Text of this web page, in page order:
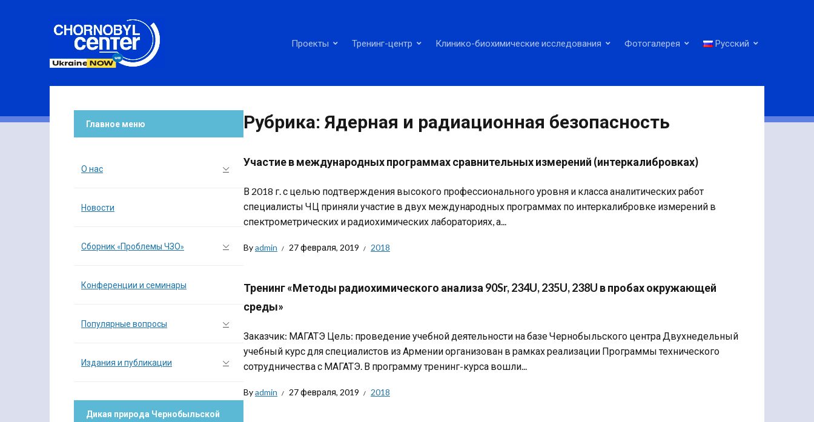
Проекты Тренинг-центр Клинико-биохимические исследования Фотогалерея Русский
Рубрика: Ядерная и радиационная безопасность
Участие в международных программах сравнительных измерений (интеркалибровках)
В 2018 г. с целью подтверждения высокого профессионального уровня и класса аналитических работ
специалисты ЧЦ приняли участие в двух международных программах по интеркалибровке измерений в
спектрометрических и радиохимических лабораториях, а...
Byadmin 27 февраля, 2019 2018
Тренинг «Методы радиохимического анализа 90Sr, 234U, 235U, 238U в пробах окружающей
среды»
Заказчик: МАГАТЭ Цель: проведение учебной деятельности на базе Чернобыльского центра Двухнедельный
учебный курс для специалистов из Армении организован в рамках реализации Программы технического
сотрудничества с МАГАТЭ. В программу тренинг-курса вошли...
Byadmin 27 февраля, 2019 2018
Главное меню
О нас
Новости
Сборник «Проблемы ЧЗО»
Конференции и семинары
Популярные вопросы
Издания и публикации
Дикая природа Чернобыльской